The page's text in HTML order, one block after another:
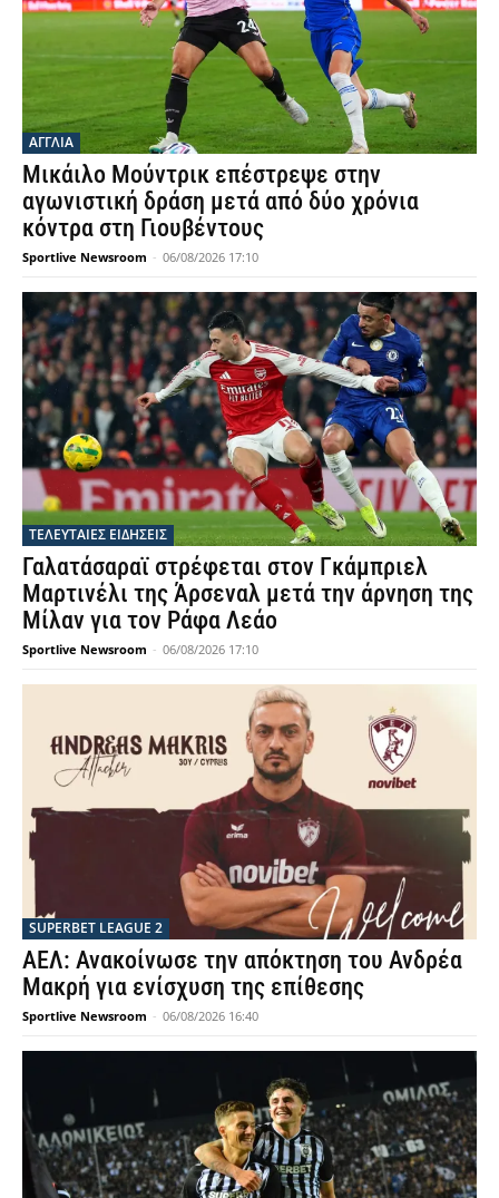
ΑΓΓΛΙΑ
Μικάιλο Μούντρικ επέστρεψε στην
αγωνιστική δράση μετά από δύο χρόνια
κόντρα στη Γιουβέντους
Sportlive Newsroom - 06/08/2026 17:10
ΤΕΛΕΥΤΑΙΕΣ ΕΙΔΗΣΕΙΣ
Γαλατάσαραϊ στρέφεται στον Γκάμπριελ
Μαρτινέλι της Άρσεναλ μετά την άρνηση της
Μίλαν για τον Ράφα Λεάο
Sportlive Newsroom - 06/08/2026 17:10
SUPERBET LEAGUE 2
ΑΕΛ: Ανακοίνωσε την απόκτηση του Ανδρέα
Μακρή για ενίσχυση της επίθεσης
Sportlive Newsroom - 06/08/2026 16:40